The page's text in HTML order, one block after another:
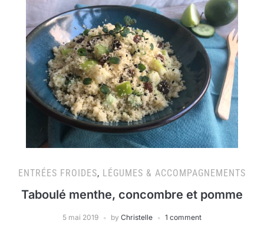
ENTRÉES FROIDES, LÉGUMES & ACCOMPAGNEMENTS
Taboulé menthe, concombre et pomme
5 mai 2019 by Christelle 1 comment